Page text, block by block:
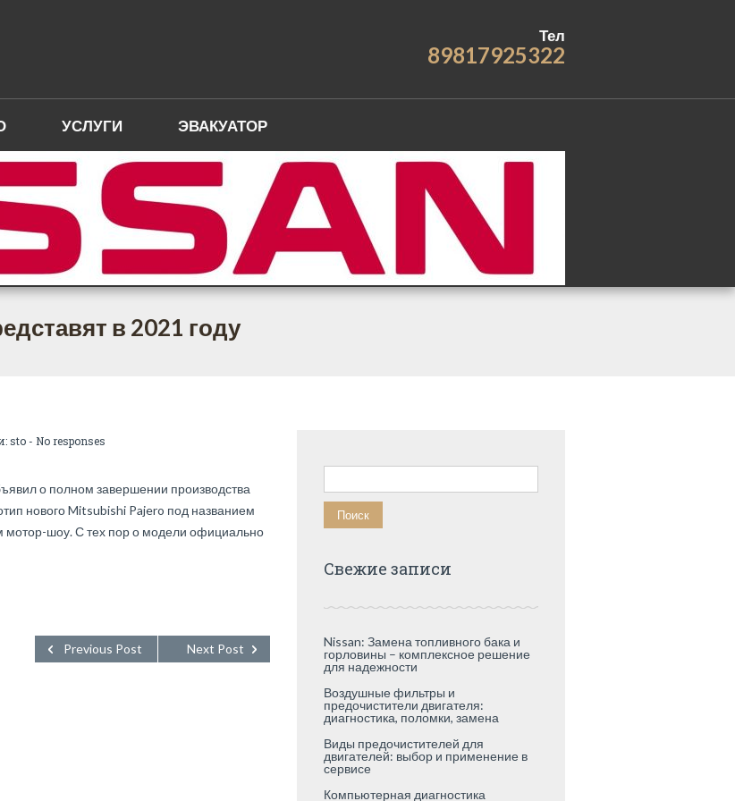
Тел
89817925322
УСЛУГИ ЭВАКУАТОР
в 2021 году
sto - No responses
о полном завершении производства
нового Mitsubishi Pajero под названием
мотор-шоу. С тех пор о модели официально
Next Post
Previous Post
Найти:
Свежие записи
Nissan: Замена топливного бака и
горловины – комплексное решение
для надежности
Воздушные фильтры и
предочистители двигателя:
диагностика, поломки, замена
Виды предочистителей для
двигателей: выбор и применение в
сервисе
Компьютерная диагностика